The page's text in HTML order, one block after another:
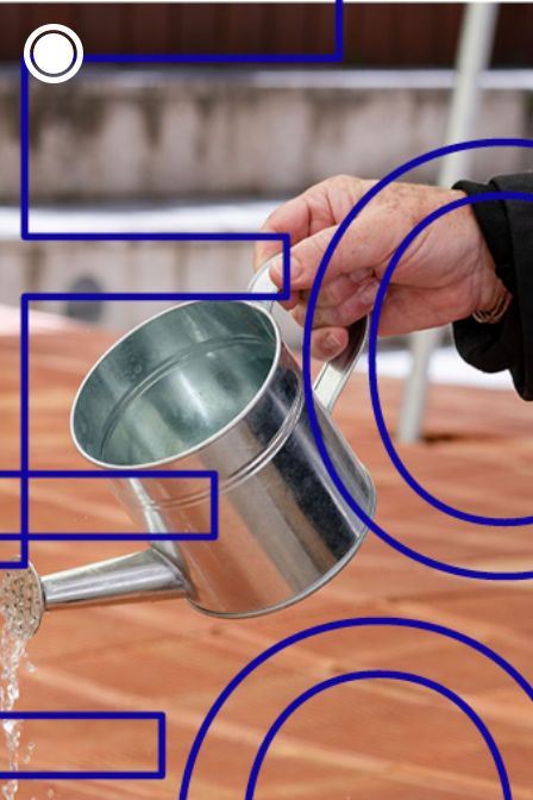
info@concentrico.es
FESTIVAL
Concéntrico 2026
Concéntrico 2025
NUEVA TEMPORADA
Brasil Tour
Isla Climática Urbana
Libro
INFO
Origen
Equipo
Archivo
ESP